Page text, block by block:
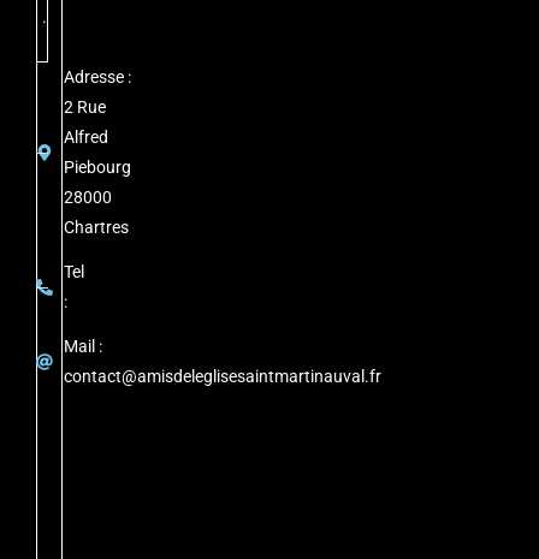
.
Adresse :
2 Rue
Alfred
Piebourg
28000
Chartres
Tel
:
Mail :
contact@amisdeleglisesaintmartinauval.fr